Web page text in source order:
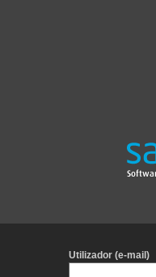
Utilizador (e-mail)